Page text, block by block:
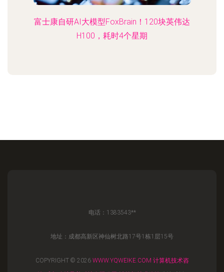
富士康自研AI大模型FoxBrain！120块英伟达
H100，耗时4个星期
电话：1383543**
地址：成都高新区神仙树北路17号1栋1层15号
COPYRIGHT © 2026 WWW.YQWEIKE.COM 计算机技术咨